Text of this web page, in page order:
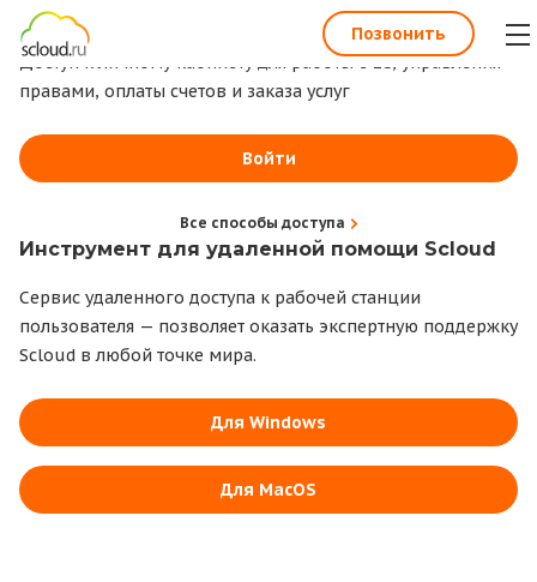
1С всегда под рукой
Доступ к личному кабинету для работы с 1С, управления
правами, оплаты счетов и заказа услуг
Войти
Все способы доступа
Инструмент для удаленной помощи Scloud
Сервис удаленного доступа к рабочей станции
пользователя — позволяет оказать экспертную поддержку
Scloud в любой точке мира.
Для Windows
Для MacOS
Позвонить